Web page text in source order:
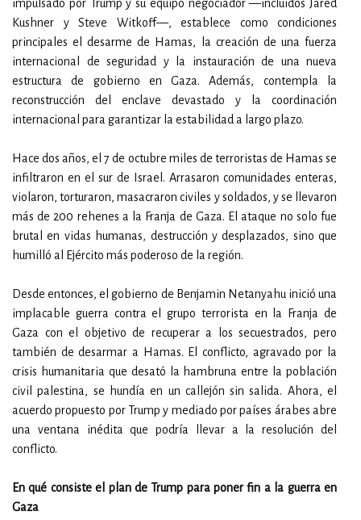
impulsado por Trump y su equipo negociador —incluidos Jared
Kushner y Steve Witkoff—, establece como condiciones
principales el desarme de Hamas, la creación de una fuerza
internacional de seguridad y la instauración de una nueva
estructura de gobierno en Gaza. Además, contempla la
reconstrucción del enclave devastado y la coordinación
internacional para garantizar la estabilidad a largo plazo.
Hace dos años, el 7 de octubre miles de terroristas de Hamas se
infiltraron en el sur de Israel. Arrasaron comunidades enteras,
violaron, torturaron, masacraron civiles y soldados, y se llevaron
más de 200 rehenes a la Franja de Gaza. El ataque no solo fue
brutal en vidas humanas, destrucción y desplazados, sino que
humilló al Ejército más poderoso de la región.
Desde entonces, el gobierno de Benjamin Netanyahu inició una
implacable guerra contra el grupo terrorista en la Franja de
Gaza con el objetivo de recuperar a los secuestrados, pero
también de desarmar a Hamas. El conflicto, agravado por la
crisis humanitaria que desató la hambruna entre la población
civil palestina, se hundía en un callejón sin salida. Ahora, el
acuerdo propuesto por Trump y mediado por países árabes abre
una ventana inédita que podría llevar a la resolución del
conflicto.
En qué consiste el plan de Trump para poner fin a la guerra en
Gaza